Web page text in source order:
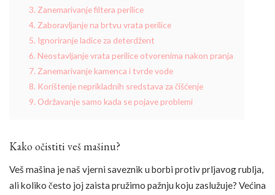
3. Zanemarivanje filtera perilice
4. Zaboravljanje na brtvu vrata perilice
5. Ignoriranje ladice za deterdžent
6. Neostavljanje vrata perilice otvorenima nakon pranja
7. Zanemarivanje kamenca i tvrde vode
8. Korištenje neprikladnih sredstava za čišćenje
9. Održavanje samo kada se pojave problemi
Kako očistiti veš mašinu?
Veš mašina je naš vjerni saveznik u borbi protiv prljavog rublja,
ali koliko često joj zaista pružimo pažnju koju zaslužuje? Većina